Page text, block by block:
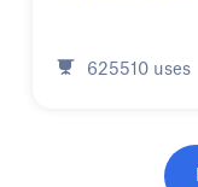
625510 uses